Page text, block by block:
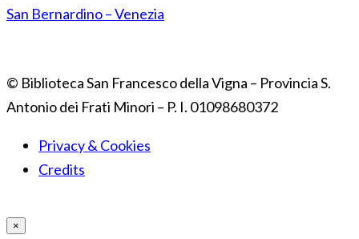
San Bernardino – Venezia
© Biblioteca San Francesco della Vigna – Provincia S.
Antonio dei Frati Minori – P. I. 01098680372
Privacy & Cookies
Credits
×